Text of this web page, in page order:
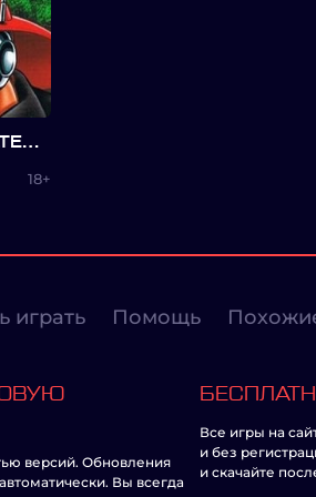
RESCUE HEROES: MOLTEN MENACE
18+
играть Помощь
версий. Обновления
Вы всегда
Все игры на
и без
и скачайте